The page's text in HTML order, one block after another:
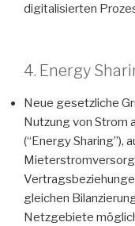
digitalisierten
4. Energy
Neue gesetzliche
Nutzung von Strom
(“Energy Sharing”),
gleichen
Netzgebiete